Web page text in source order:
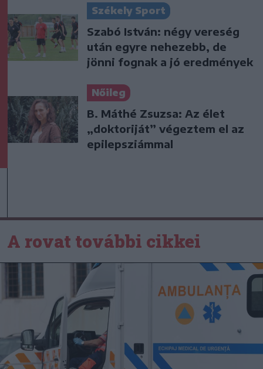
Székely Sport
Szabó István: négy vereség
után egyre nehezebb, de
jönni fognak a jó eredmények
Nőileg
B. Máthé Zsuzsa: Az élet
„doktoriját” végeztem el az
epilepsziámmal
A rovat további cikkei